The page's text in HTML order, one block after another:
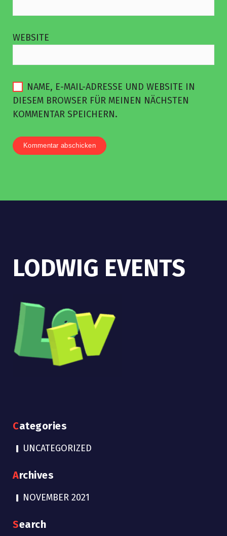
WEBSITE
NAME, E-MAIL-ADRESSE UND WEBSITE IN
DIESEM BROWSER FÜR MEINEN NÄCHSTEN
KOMMENTAR SPEICHERN.
LODWIG EVENTS
Categories
UNCATEGORIZED
Archives
NOVEMBER 2021
Search